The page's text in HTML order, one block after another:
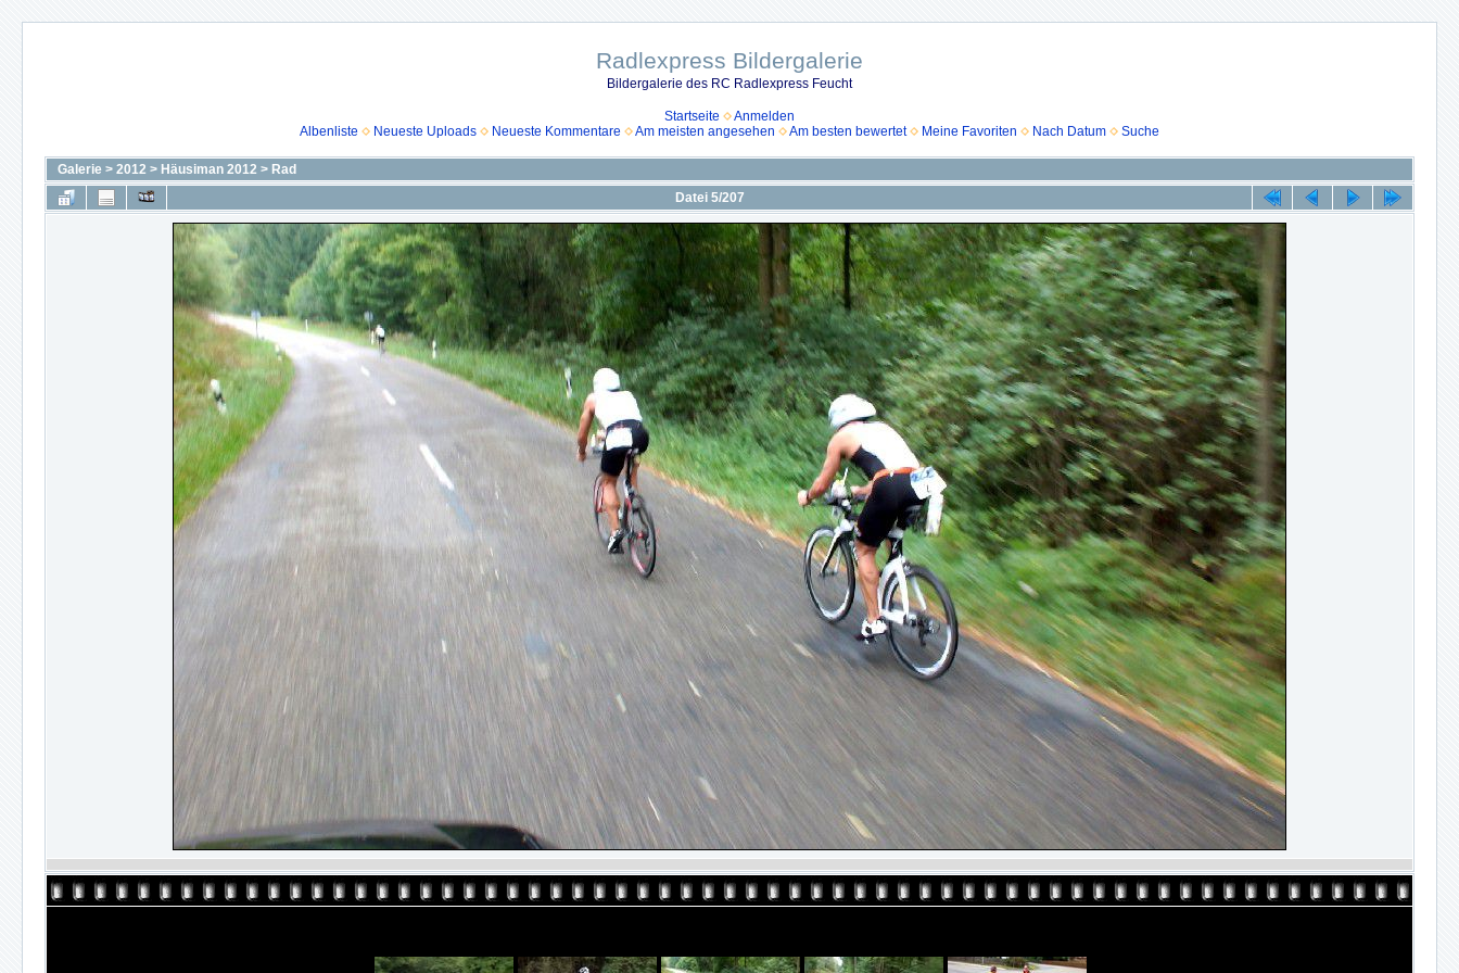
Radlexpress Bildergalerie
Bildergalerie des RC Radlexpress Feucht
Startseite
Anmelden
Albenliste
Neueste Uploads Neueste Kommentare Am meisten angesehen Am besten bewertet Meine Favoriten Nach Datum Suche
Galerie > 2012 > Häusiman 2012 > Rad
Datei 5/207